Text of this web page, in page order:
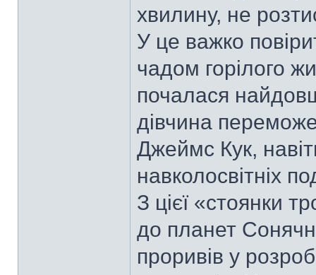
хвилину, не
У це важко
чадом горілого
почалася
дівчина
Джеймс Кук,
навколосвітніх
З цієї «стоянки
до планет
проривів у